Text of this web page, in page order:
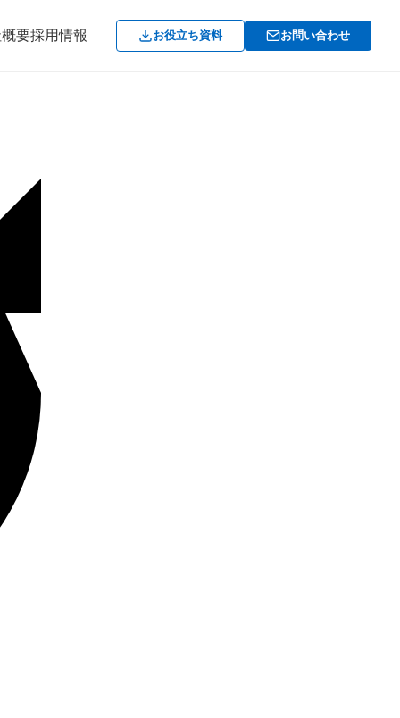
要採用情報 お役立ち資料 お問い合わせ